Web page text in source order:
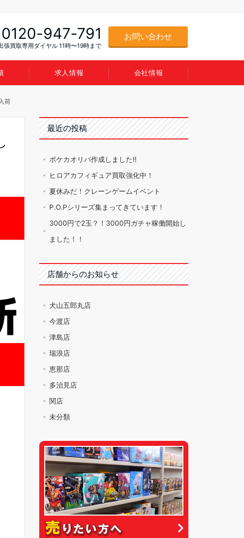
0120-947-791
張買取専用ダイヤル 11時〜19時まで
お問い合わせ
求人情報 会社情報
荷
最近の投稿
ポケカオリパ作成しました‼️
ヒロアカフィギュア買取強化中！
夏休みだ！クレーンゲームイベント
P.O.Pシリーズ集まってきています！
3000円で2玉？！3000円ガチャ稼働開始し
ました！！
店舗からのお知らせ
犬山五郎丸店
今渡店
津島店
瑞浪店
恵那店
多治見店
関店
未分類